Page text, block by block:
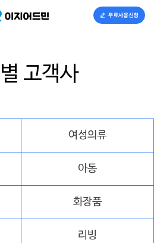
고객사
여성의류
아동
화장품
리빙